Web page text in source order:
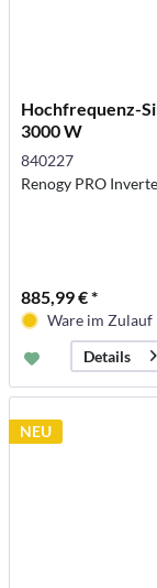
Hochfrequenz-
3000 W
840227
Renogy PRO
885,99 € *
Ware im Zulauf
Details
NEU